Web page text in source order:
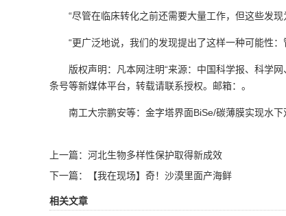
“尽管在临床转化之前还需要大量工作，但这些发现
“更广泛地说，我们的发现提出了这样一种可能性：
版权声明：凡本网注明“来源：中国科学报、科学网
条号等新媒体平台，转载请联系授权。邮箱：。
南工大宗鹏安等：金字塔界面BiSe/碳薄膜实现水下
上一篇：河北生物多样性保护取得新成效
下一篇：【我在现场】奇！沙漠里面产海鲜
相关文章